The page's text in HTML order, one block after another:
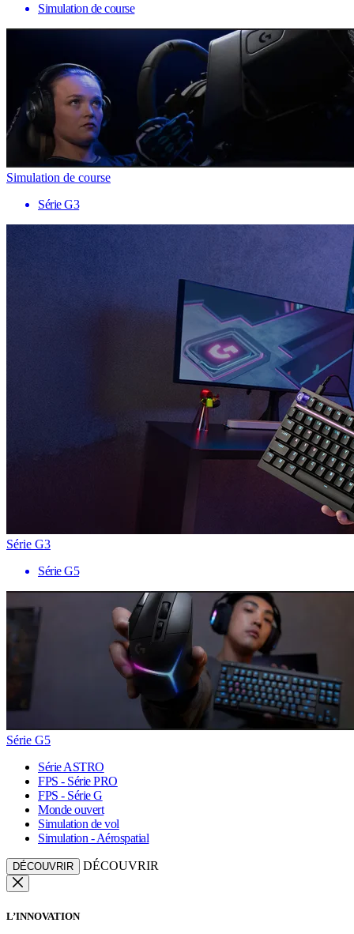
Simulation de course
Simulation de course
Série G3
Série G3
Série G5
Série G5
Série ASTRO
FPS - Série PRO
FPS - Série G
Monde ouvert
Simulation de vol
Simulation - Aérospatial
DÉCOUVRIR DÉCOUVRIR
L’INNOVATION